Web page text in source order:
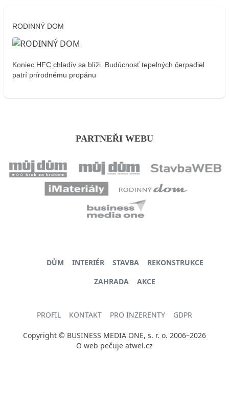
RODINNÝ DOM
Koniec HFC chladív sa blíži. Budúcnosť tepelných čerpadiel
patrí prírodnému propánu
PARTNEŘI WEBU
DŮM INTERIÉR STAVBA
REKONSTRUKCE
ZAHRADA
AKCE
PROFIL KONTAKT PRO INZERENTY GDPR
Copyright © BUSINESS MEDIA ONE, s. r. o. 2006–2026